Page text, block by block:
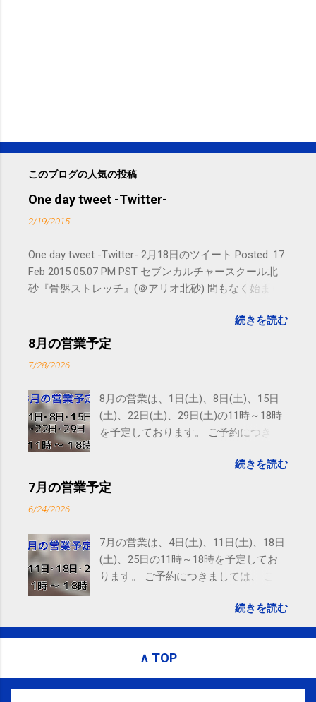
このブログの人気の投稿
One day tweet -Twitter-
2/19/2015
One day tweet -Twitter- 2月18日のツイート Posted: 17
Feb 2015 05:07 PM PST セブンカルチャースクール北
砂『骨盤ストレッチ』(＠アリオ北砂) 間もなく始まり
subscribed to email updates from サクマフィジカルコ
ンディショニング(@SPCstyle) - Twilog To stop
Email delivery powered by Google Google Inc., 1600
Amphitheatre Parkway, Mountain View, CA 94043,
United States
続きを読む
8月の営業予定
7/28/2026
8月の営業は、1日(土)、8日(土)、15日
(土)、22日(土)、29日(土)の11時～18時
を予定しております。 ご予約につきま
す。 電話に出られないことがあります
ので、ご予約、お問い合わせは
続きを読む
7月の営業予定
6/24/2026
7月の営業は、4日(土)、11日(土)、18日
(土)、25日の11時～18時を予定してお
ります。 ご予約につきましては、 こち
れないことがありますので、ご予約、
お問い合わせはSMS（ショートメッセ
続きを読む
∧ TOP